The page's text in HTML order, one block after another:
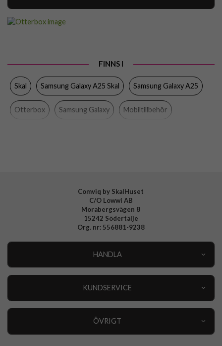
Färg Svart
Material Hårdplast (PC), Mjukplast (TPU)
FINNS I
Skal Samsung Galaxy A25 Skal Samsung Galaxy A25
Otterbox Samsung Galaxy Mobiltillbehör
Comviq by SkalHuset
C/O Lowwi AB
Morabergsvägen 8
15242 Södertälje
Org. nr: 556881-9238
HANDLA
KUNDSERVICE
ÖVRIGT